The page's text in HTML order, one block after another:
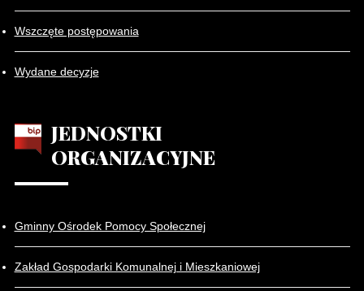
Wszczęte postępowania
Wydane decyzje
JEDNOSTKI
ORGANIZACYJNE
Gminny Ośrodek Pomocy Społecznej
Zakład Gospodarki Komunalnej i Mieszkaniowej